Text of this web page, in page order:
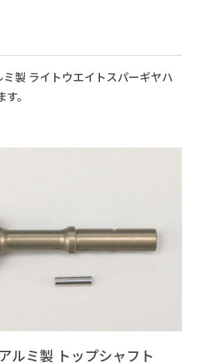
製 ライトウエイトスパーギヤハ
。
ルミ製 トップシャフト